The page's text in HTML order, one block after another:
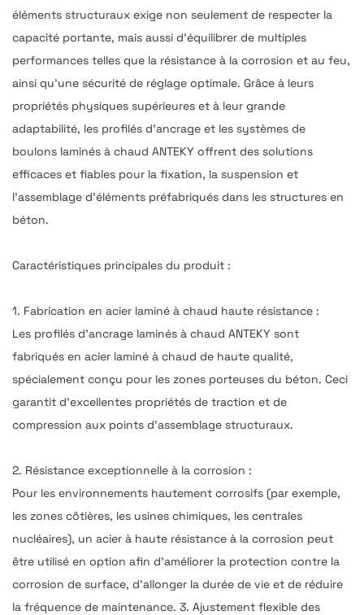
éléments structuraux exige non seulement de respecter la
capacité portante, mais aussi d'équilibrer de multiples
performances telles que la résistance à la corrosion et au feu,
ainsi qu'une sécurité de réglage optimale. Grâce à leurs
propriétés physiques supérieures et à leur grande
adaptabilité, les profilés d'ancrage et les systèmes de
boulons laminés à chaud ANTEKY offrent des solutions
efficaces et fiables pour la fixation, la suspension et
l'assemblage d'éléments préfabriqués dans les structures en
béton.
Caractéristiques principales du produit :
1. Fabrication en acier laminé à chaud haute résistance :
Les profilés d'ancrage laminés à chaud ANTEKY sont
fabriqués en acier laminé à chaud de haute qualité,
spécialement conçu pour les zones porteuses du béton. Ceci
garantit d'excellentes propriétés de traction et de
compression aux points d'assemblage structuraux.
2. Résistance exceptionnelle à la corrosion :
Pour les environnements hautement corrosifs (par exemple,
les zones côtières, les usines chimiques, les centrales
nucléaires), un acier à haute résistance à la corrosion peut
être utilisé en option afin d'améliorer la protection contre la
corrosion de surface, d'allonger la durée de vie et de réduire
la fréquence de maintenance. 3. Ajustement flexible des